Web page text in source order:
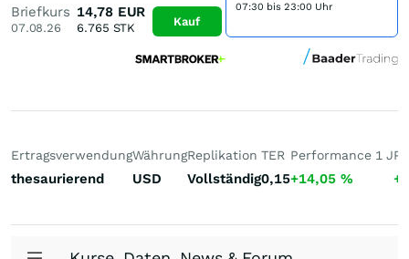
Briefkurs
07.08.26
14,78 EUR
6.765 STK Kauf
07:30 bis 23:00 Uhr
Ertragsverwendung
thesaurierend
Währung
USD
Replikation
Vollständig
TER
0,15
Performance 1 J
+14,05 %